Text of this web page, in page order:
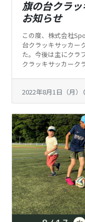
旗の台クラ
お知らせ
この度、株式会社
台クラッキサッカー
た。今後は主にクラ
クラッキサッカーク
2022年8月1日（月）